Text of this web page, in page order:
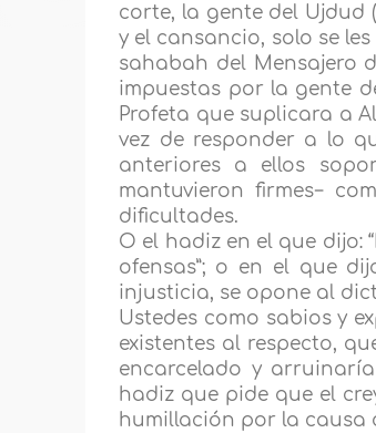
corte, la gente del Ujdud
y el cansancio, solo se
sahabah del Mensajero
impuestas por la gente
Profeta que suplicara a
vez de responder a lo
anteriores a ellos
mantuvieron firmes−
dificultades.
O el hadiz en el que dijo:
ofensas”; o en el que
injusticia, se opone al
Ustedes como sabios y
existentes al respecto,
encarcelado y
hadiz que pide que el
humillación por la causa